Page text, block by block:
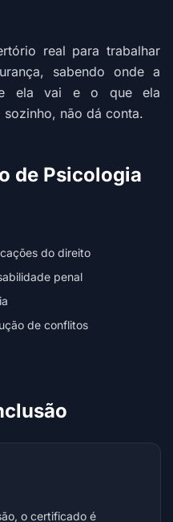
real para trabalhar
sabendo onde a
ela vai e o que ela
não dá conta.
de Psicologia
do direito
penal
de conflitos
o certificado é